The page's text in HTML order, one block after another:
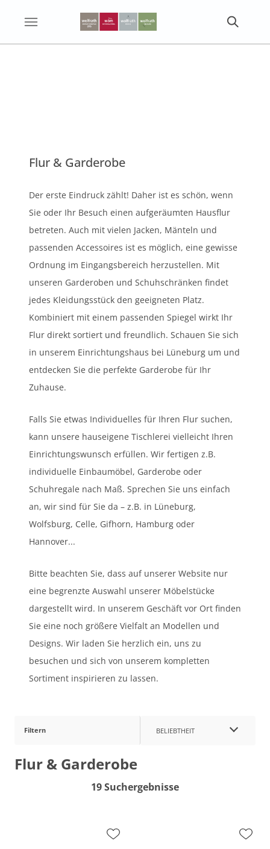
Flur & Garderobe
Der erste Eindruck zählt! Daher ist es schön, wenn
Sie oder Ihr Besuch einen aufgeräumten Hausflur
betreten. Auch mit vielen Jacken, Mänteln und
passenden Accessoires ist es möglich, eine gewisse
Ordnung im Eingangsbereich herzustellen. Mit
unseren Garderoben und Schuhschränken findet
jedes Kleidungsstück den geeigneten Platz.
Kombiniert mit einem passenden Spiegel wirkt Ihr
Flur direkt sortiert und freundlich. Schauen Sie sich
in unserem Einrichtungshaus bei Lüneburg um und
entdecken Sie die perfekte Garderobe für Ihr
Zuhause.
Falls Sie etwas Individuelles für Ihren Flur suchen,
kann unsere hauseigene Tischlerei vielleicht Ihren
Einrichtungswunsch erfüllen. Wir fertigen z.B.
individuelle Einbaumöbel, Garderobe oder
Schuhregale nach Maß. Sprechen Sie uns einfach
an, wir sind für Sie da – z.B. in Lüneburg,
Wolfsburg, Celle, Gifhorn, Hamburg oder
Hannover...
Bitte beachten Sie, dass auf unserer Website nur
eine begrenzte Auswahl unserer Möbelstücke
dargestellt wird. In unserem Geschäft vor Ort finden
Sie eine noch größere Vielfalt an Modellen und
Designs. Wir laden Sie herzlich ein, uns zu
besuchen und sich von unserem kompletten
Sortiment inspirieren zu lassen.
Filtern BELIEBTHEIT
Flur & Garderobe
19 Suchergebnisse